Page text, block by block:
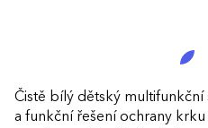
Čistě bílý dětský
a funkční řešení ochrany